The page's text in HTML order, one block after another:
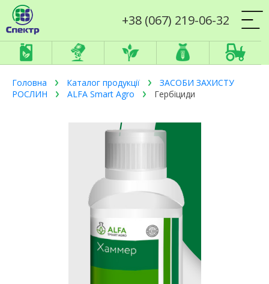
+38 (067) 219-06-32
Головна Каталог продукції
ЗАСОБИ ЗАХИСТУ
РОСЛИН
ALFA Smart Agro Гербіциди